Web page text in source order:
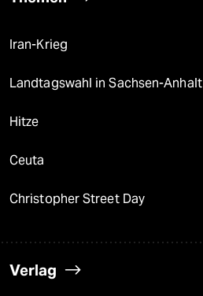
Iran-Krieg
Landtagswahl in Sachsen-Anhalt
Hitze
Ceuta
Christopher Street Day
Verlag